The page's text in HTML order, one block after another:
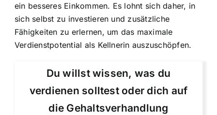
ein besseres Einkommen. Es lohnt sich daher, in
sich selbst zu investieren und zusätzliche
Fähigkeiten zu erlernen, um das maximale
Verdienstpotential als Kellnerin auszuschöpfen.
Du willst wissen, was du
verdienen solltest oder dich auf
die Gehaltsverhandlung